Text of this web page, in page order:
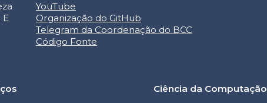
E
YouTube
Organização do GitHub
Telegram da Coordenação do BCC
Código Fonte
Ciência da Computação